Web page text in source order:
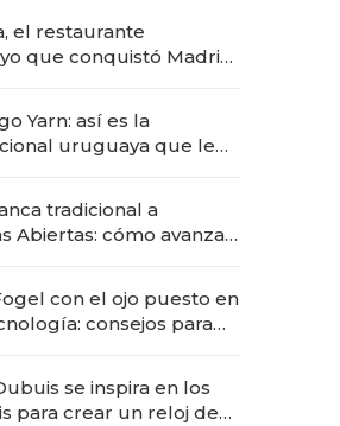
el restaurante
que conquistó Madrid:
y prepara apertura
Yarn: así es la
uruguaya que le
tradicional a
Abiertas: cómo avanza
con el ojo puesto en
consejos para
se inspira en los
para crear un reloj de